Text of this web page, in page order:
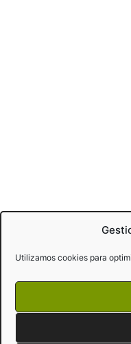
Utilizamos cookies para